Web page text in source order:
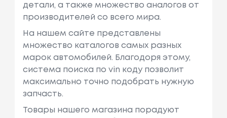
детали, а также множество аналогов от
производителей со всего мира.
На нашем сайте представлены
множество каталогов самых разных
марок автомобилей. Благодоря этому,
система поиска по vin коду позволит
максимально точно подобрать нужную
запчасть.
Товары нашего магазина порадуют